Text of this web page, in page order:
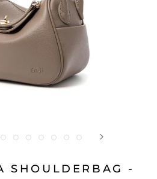
SHOULDERBAG -